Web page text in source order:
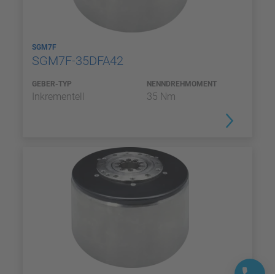
SGM7F
SGM7F-35DFA42
GEBER-TYP
Inkrementell
NENNDREHMOMENT
35 Nm